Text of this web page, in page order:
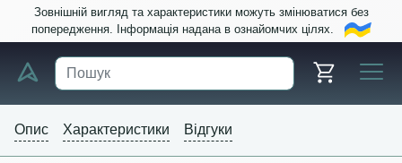
Зовнішній вигляд та характеристики можуть змінюватися без
попередження. Інформація надана в ознайомчих цілях.
Опис Характеристики Відгуки